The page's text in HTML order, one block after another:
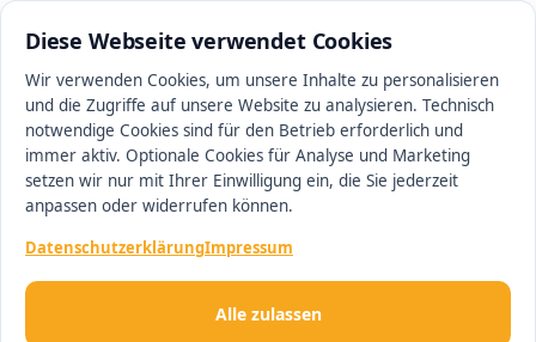
Diese Webseite verwendet Cookies
Wir verwenden Cookies, um unsere Inhalte zu personalisieren
und die Zugriffe auf unsere Website zu analysieren. Technisch
notwendige Cookies sind für den Betrieb erforderlich und
immer aktiv. Optionale Cookies für Analyse und Marketing
setzen wir nur mit Ihrer Einwilligung ein, die Sie jederzeit
anpassen oder widerrufen können.
DatenschutzerklärungImpressum
Alle zulassen